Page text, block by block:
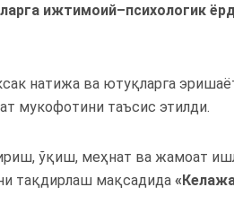
ижтимоий–психологик
натижа ва ютуқларга
мукофотини таъсис этилди.
ўқиш, меҳнат ва жамоат
тақдирлаш мақсадида «